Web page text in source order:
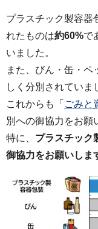
プラスチック製容器
れたものは約60%で
いました。
また、びん・缶・ペ
しく分別されていま
これからも「 ごみと
別への御協力をお願
特に、 プラスチック
御協力をお願いしま